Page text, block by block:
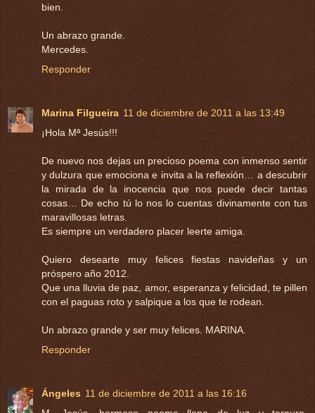
bien.
Un abrazo grande.
Mercedes.
Responder
Marina Filgueira 11 de diciembre de 2011 a las 13:49
¡Hola Mª Jesús!!!
De nuevo nos dejas un precioso poema con inmenso sentir
y dulzura que emociona e invita a la reflexión… a descubrir
la mirada de la inocencia que nos puede decir tantas
cosas… De echo tú lo nos lo cuentas divinamente con tus
maravillosas letras.
Es siempre un verdadero placer leerte amiga.
Quiero desearte muy felices fiestas navideñas y un
próspero año 2012.
Que una lluvia de paz, amor, esperanza y felicidad, te pillen
con el paguas roto y salpique a los que te rodean.
Un abrazo grande y ser muy felices. MARINA.
Responder
Ángeles 11 de diciembre de 2011 a las 16:16